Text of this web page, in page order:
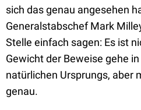
sich das genau angesehen
Generalstabschef Mark
Stelle einfach sagen: Es ist
Gewicht der Beweise gehe
natürlichen Ursprungs, aber
genau.